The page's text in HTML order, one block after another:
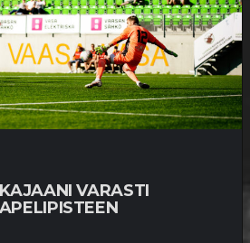
VARASTI